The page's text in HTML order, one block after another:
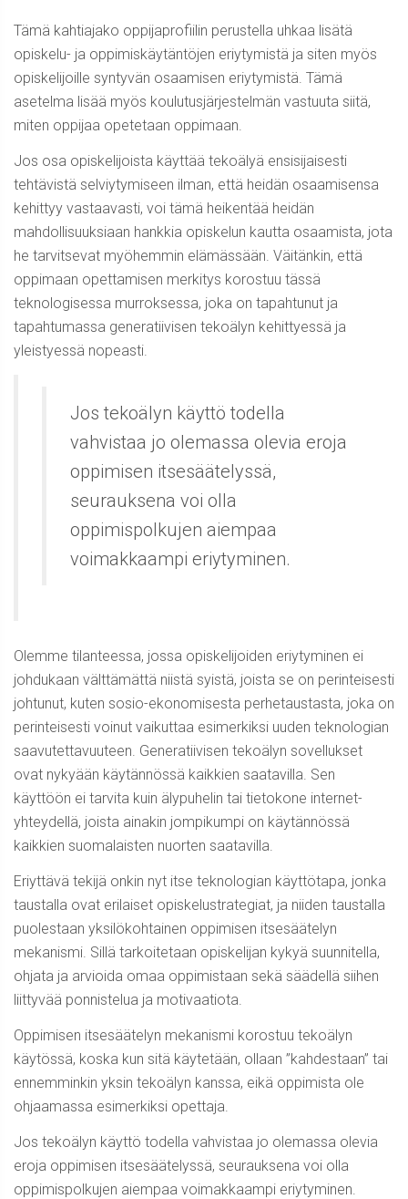
Tämä kahtiajako oppijaprofiilin perustella uhkaa lisätä
opiskelu- ja oppimiskäytäntöjen eriytymistä ja siten myös
opiskelijoille syntyvän osaamisen eriytymistä. Tämä
asetelma lisää myös koulutusjärjestelmän vastuuta siitä,
miten oppijaa opetetaan oppimaan.
Jos osa opiskelijoista käyttää tekoälyä ensisijaisesti
tehtävistä selviytymiseen ilman, että heidän osaamisensa
kehittyy vastaavasti, voi tämä heikentää heidän
mahdollisuuksiaan hankkia opiskelun kautta osaamista, jota
he tarvitsevat myöhemmin elämässään. Väitänkin, että
oppimaan opettamisen merkitys korostuu tässä
teknologisessa murroksessa, joka on tapahtunut ja
tapahtumassa generatiivisen tekoälyn kehittyessä ja
yleistyessä nopeasti.
Jos tekoälyn käyttö todella
vahvistaa jo olemassa olevia eroja
oppimisen itsesäätelyssä,
seurauksena voi olla
oppimispolkujen aiempaa
voimakkaampi eriytyminen.
Olemme tilanteessa, jossa opiskelijoiden eriytyminen ei
johdukaan välttämättä niistä syistä, joista se on perinteisesti
johtunut, kuten sosio-ekonomisesta perhetaustasta, joka on
perinteisesti voinut vaikuttaa esimerkiksi uuden teknologian
saavutettavuuteen. Generatiivisen tekoälyn sovellukset
ovat nykyään käytännössä kaikkien saatavilla. Sen
käyttöön ei tarvita kuin älypuhelin tai tietokone internet-
yhteydellä, joista ainakin jompikumpi on käytännössä
kaikkien suomalaisten nuorten saatavilla.
Eriyttävä tekijä onkin nyt itse teknologian käyttötapa, jonka
taustalla ovat erilaiset opiskelustrategiat, ja niiden taustalla
puolestaan yksilökohtainen oppimisen itsesäätelyn
mekanismi. Sillä tarkoitetaan opiskelijan kykyä suunnitella,
ohjata ja arvioida omaa oppimistaan sekä säädellä siihen
liittyvää ponnistelua ja motivaatiota.
Oppimisen itsesäätelyn mekanismi korostuu tekoälyn
käytössä, koska kun sitä käytetään, ollaan ”kahdestaan” tai
ennemminkin yksin tekoälyn kanssa, eikä oppimista ole
ohjaamassa esimerkiksi opettaja.
Jos tekoälyn käyttö todella vahvistaa jo olemassa olevia
eroja oppimisen itsesäätelyssä, seurauksena voi olla
oppimispolkujen aiempaa voimakkaampi eriytyminen.